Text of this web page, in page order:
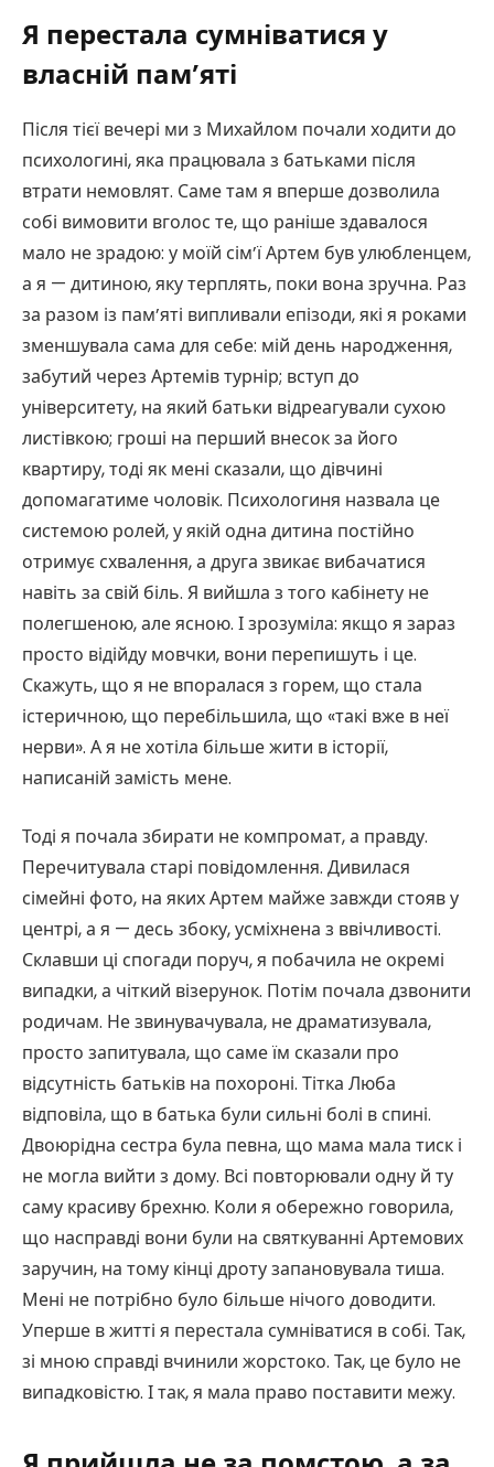
Я перестала сумніватися у
власній пам’яті
Після тієї вечері ми з Михайлом почали ходити до
психологині, яка працювала з батьками після
втрати немовлят. Саме там я вперше дозволила
собі вимовити вголос те, що раніше здавалося
мало не зрадою: у моїй сім’ї Артем був улюбленцем,
а я — дитиною, яку терплять, поки вона зручна. Раз
за разом із пам’яті випливали епізоди, які я роками
зменшувала сама для себе: мій день народження,
забутий через Артемів турнір; вступ до
університету, на який батьки відреагували сухою
листівкою; гроші на перший внесок за його
квартиру, тоді як мені сказали, що дівчині
допомагатиме чоловік. Психологиня назвала це
системою ролей, у якій одна дитина постійно
отримує схвалення, а друга звикає вибачатися
навіть за свій біль. Я вийшла з того кабінету не
полегшеною, але ясною. І зрозуміла: якщо я зараз
просто відійду мовчки, вони перепишуть і це.
Скажуть, що я не впоралася з горем, що стала
істеричною, що перебільшила, що «такі вже в неї
нерви». А я не хотіла більше жити в історії,
написаній замість мене.
Тоді я почала збирати не компромат, а правду.
Перечитувала старі повідомлення. Дивилася
сімейні фото, на яких Артем майже завжди стояв у
центрі, а я — десь збоку, усміхнена з ввічливості.
Склавши ці спогади поруч, я побачила не окремі
випадки, а чіткий візерунок. Потім почала дзвонити
родичам. Не звинувачувала, не драматизувала,
просто запитувала, що саме їм сказали про
відсутність батьків на похороні. Тітка Люба
відповіла, що в батька були сильні болі в спині.
Двоюрідна сестра була певна, що мама мала тиск і
не могла вийти з дому. Всі повторювали одну й ту
саму красиву брехню. Коли я обережно говорила,
що насправді вони були на святкуванні Артемових
заручин, на тому кінці дроту запановувала тиша.
Мені не потрібно було більше нічого доводити.
Уперше в житті я перестала сумніватися в собі. Так,
зі мною справді вчинили жорстоко. Так, це було не
випадковістю. І так, я мала право поставити межу.